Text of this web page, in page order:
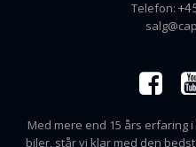
Telefon:
Med mere end 15 års erfaring
biler, står vi klar med den